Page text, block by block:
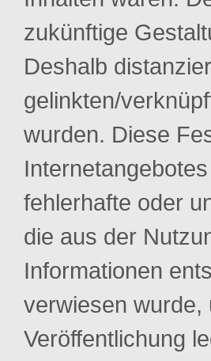
zukünftige
Deshalb
gelinkten/
wurden. Diese
fehlerhafte oder
die aus der
Informationen
verwiesen wurde,
Veröffentlichung